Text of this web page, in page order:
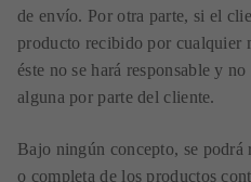
de envío. Por otra parte, si el
producto recibido por cualquier
éste no se hará responsable y
alguna por parte del cliente.
Bajo ningún concepto, se
o completa de los productos